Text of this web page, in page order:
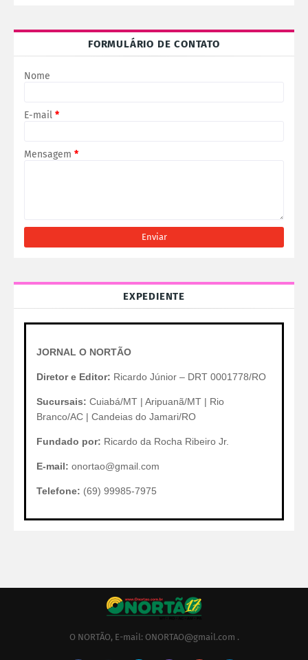
FORMULÁRIO DE CONTATO
Nome
E-mail *
Mensagem *
EXPEDIENTE
JORNAL O NORTÃO
Diretor e Editor: Ricardo Júnior – DRT 0001778/RO
Sucursais: Cuiabá/MT | Aripuanã/MT | Rio
Branco/AC | Candeias do Jamari/RO
Fundado por: Ricardo da Rocha Ribeiro Jr.
E-mail: onortao@gmail.com
Telefone: (69) 99985-7975
O NORTÃO, E-mail: ONORTAO@gmail.com .